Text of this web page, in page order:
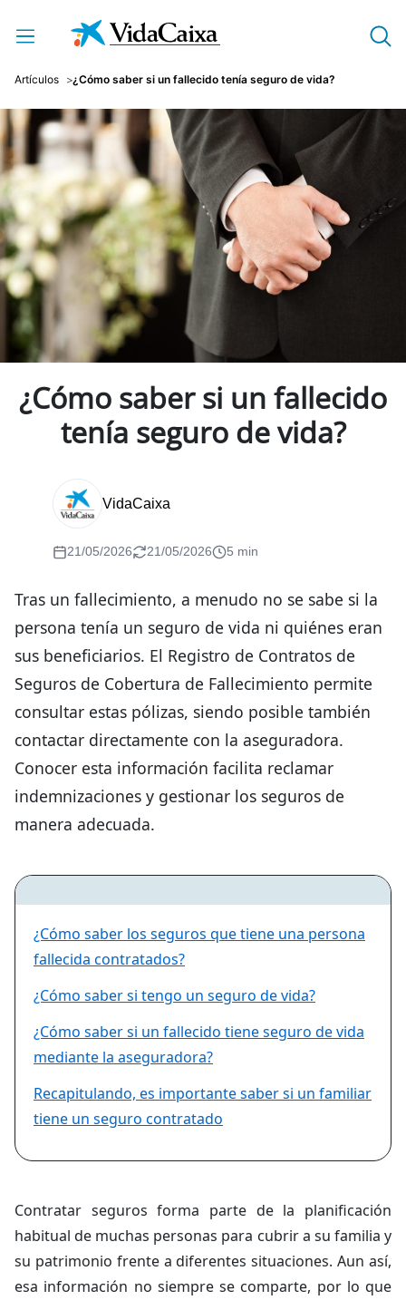
Saltar al contenido principal
Artículos ¿Cómo saber si un fallecido tenía seguro de vida?
¿Cómo saber si un fallecido
tenía seguro de vida?
VidaCaixa
21/05/2026 21/05/2026 5 min
Tras un fallecimiento, a menudo no se sabe si la
persona tenía un seguro de vida ni quiénes eran
sus beneficiarios. El Registro de Contratos de
Seguros de Cobertura de Fallecimiento permite
consultar estas pólizas, siendo posible también
contactar directamente con la aseguradora.
Conocer esta información facilita reclamar
indemnizaciones y gestionar los seguros de
manera adecuada.
¿Cómo saber los seguros que tiene una persona
fallecida contratados?
¿Cómo saber si tengo un seguro de vida?
¿Cómo saber si un fallecido tiene seguro de vida
mediante la aseguradora?
Recapitulando, es importante saber si un familiar
tiene un seguro contratado
Contratar seguros forma parte de la planificación
habitual de muchas personas para cubrir a su familia y
su patrimonio frente a diferentes situaciones. Aun así,
esa información no siempre se comparte, por lo que